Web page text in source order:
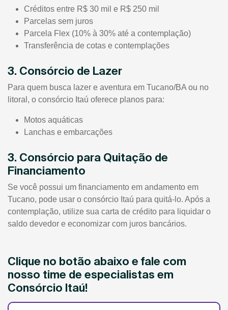
Créditos entre R$ 30 mil e R$ 250 mil
Parcelas sem juros
Parcela Flex (10% à 30% até a contemplação)
Transferência de cotas e contemplações
3. Consórcio de Lazer
Para quem busca lazer e aventura em Tucano/BA ou no
litoral, o consórcio Itaú oferece planos para:
Motos aquáticas
Lanchas e embarcações
3. Consórcio para Quitação de
Financiamento
Se você possui um financiamento em andamento em
Tucano, pode usar o consórcio Itaú para quitá-lo. Após a
contemplação, utilize sua carta de crédito para liquidar o
saldo devedor e economizar com juros bancários.
Clique no botão abaixo e fale com
nosso time de especialistas em
Consórcio Itaú!